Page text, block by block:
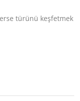
türünü keşfetmek